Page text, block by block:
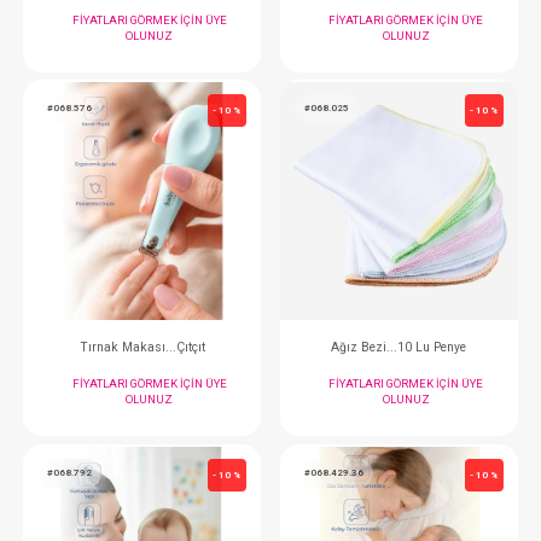
Banyo Desteği... Soft
FIYATLARI GÖRMEK IÇIN ÜYE
OLUNUZ
Banyo Siperi
FIYATLARI
OLUNUZ
#068.576 #068.025